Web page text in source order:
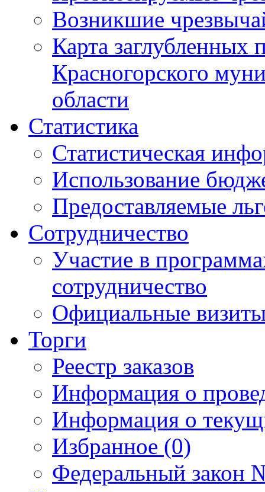
Возникшие
Карта
Красногорского
области
Статистика
Статистическая
Использование
Предоставляемые
Сотрудничество
Участие в
сотрудничество
Официальные
Торги
Реестр заказов
Информация о
Информация о
Избранное (0)
Федеральный закон